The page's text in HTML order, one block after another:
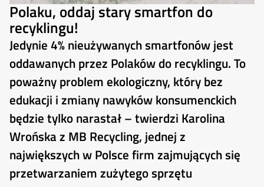
Polaku, oddaj stary smartfon do
recyklingu!
Jedynie 4% nieużywanych smartfonów jest
oddawanych przez Polaków do recyklingu. To
poważny problem ekologiczny, który bez
edukacji i zmiany nawyków konsumenckich
będzie tylko narastał – twierdzi Karolina
Wrońska z MB Recycling, jednej z
największych w Polsce firm zajmujących się
przetwarzaniem zużytego sprzętu